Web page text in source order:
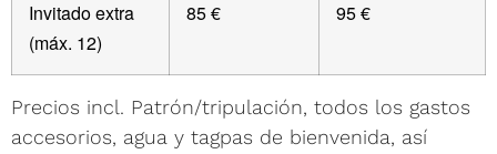
Invitado extra
(máx. 12)
85 € 95 €
Precios incl. Patrón/tripulación, todos los gastos
accesorios, agua y tagpas de bienvenida, así